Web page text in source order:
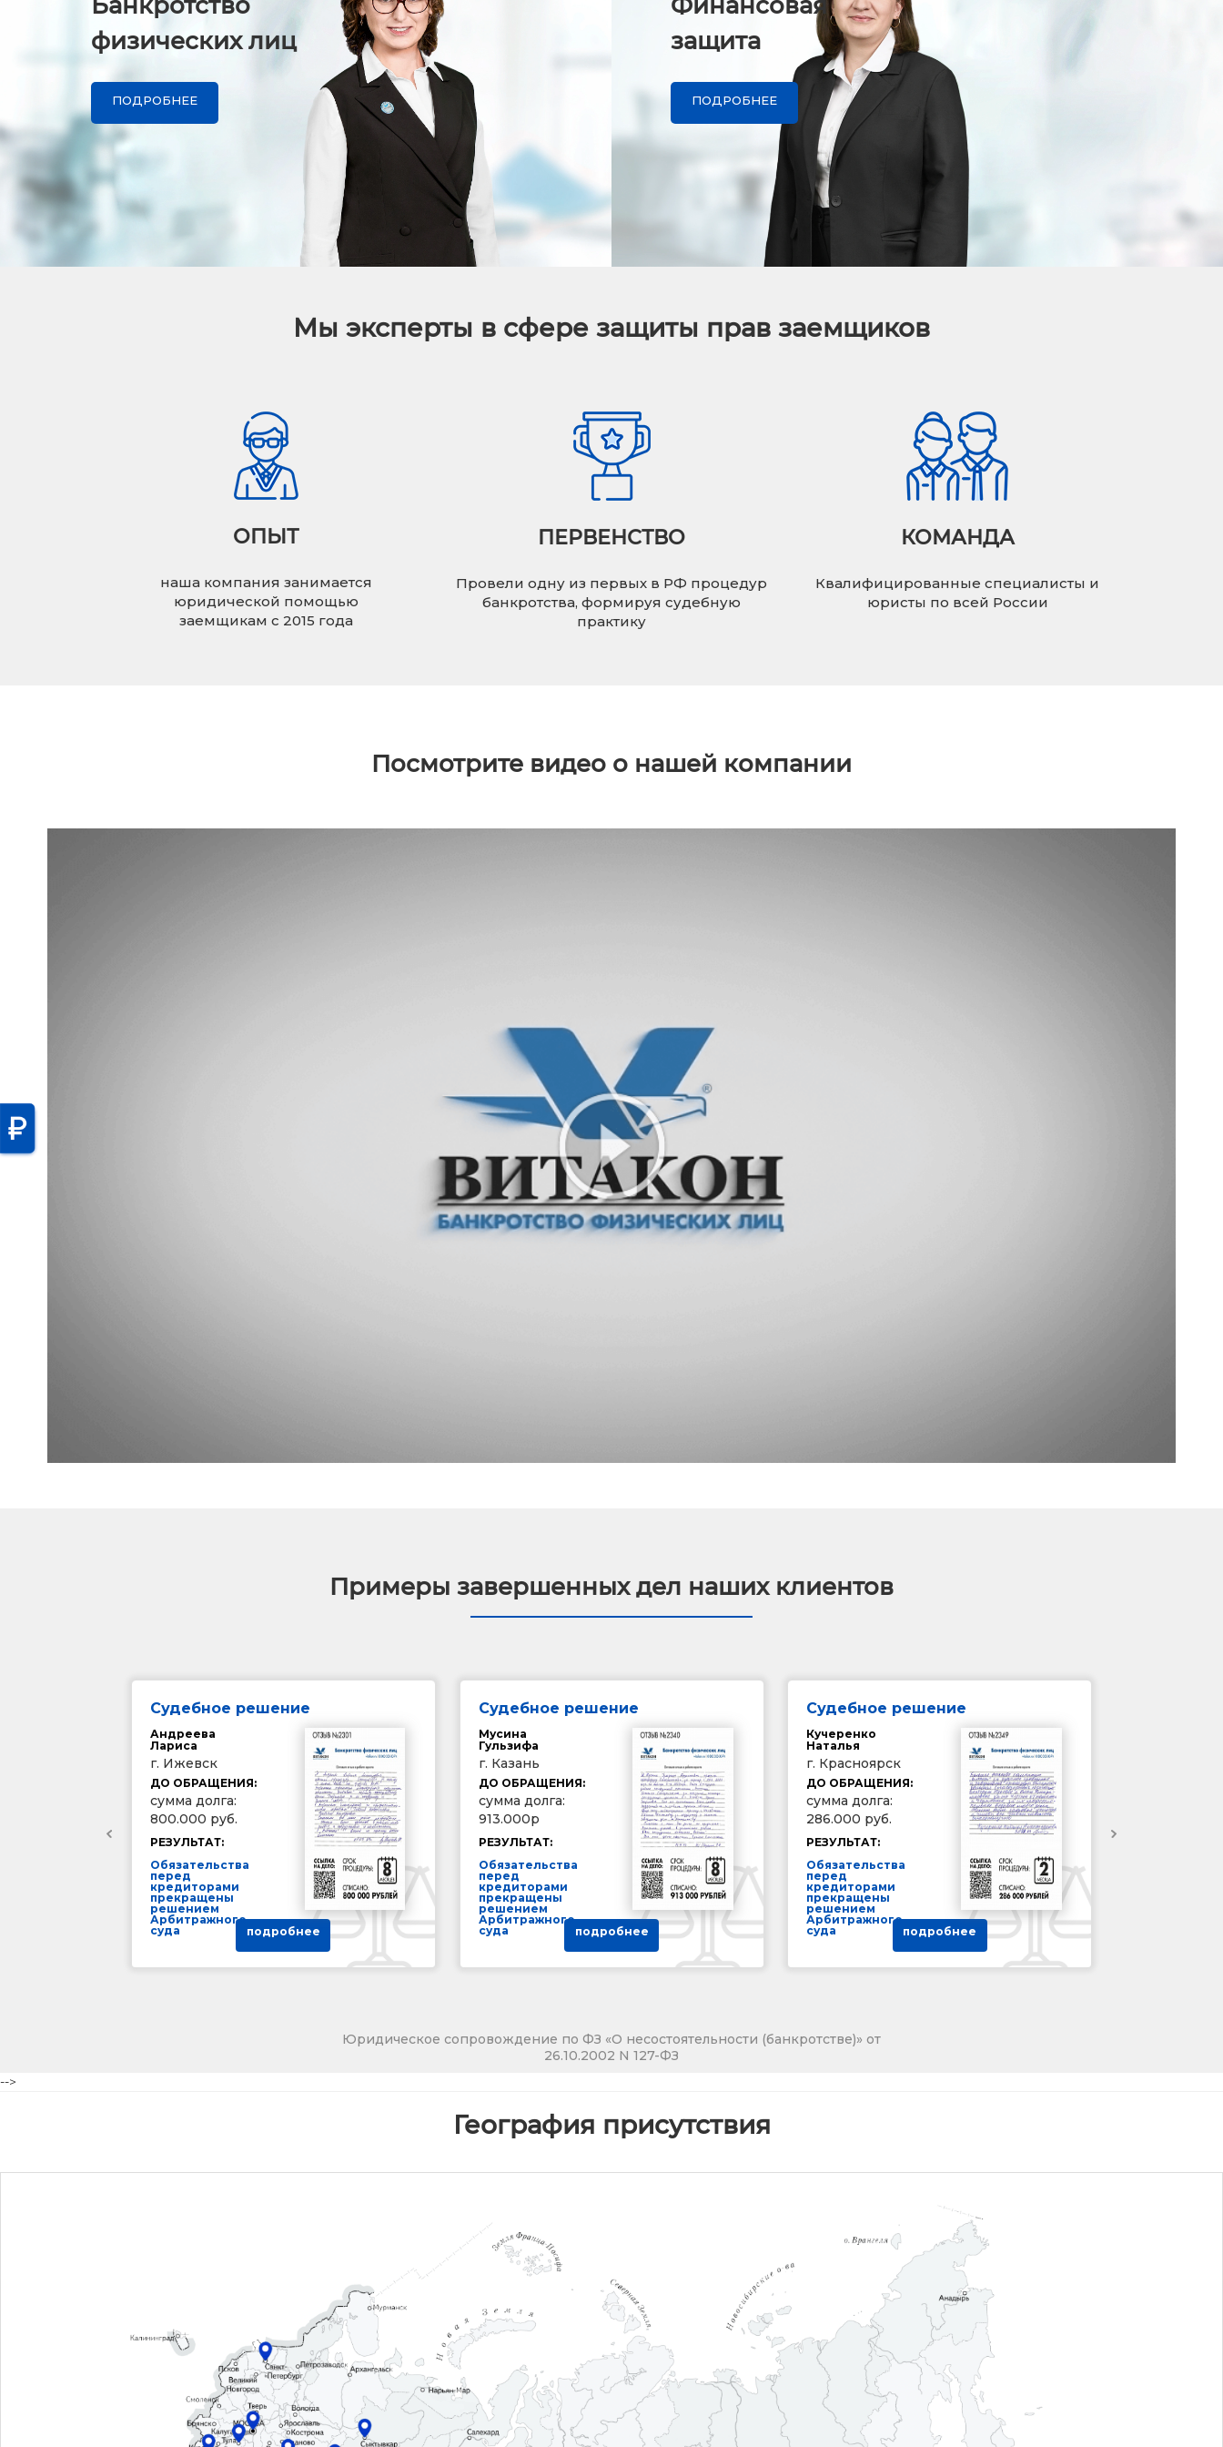
физических лиц
ПОДРОБНЕЕ
защита
ПОДРОБНЕЕ
Мы эксперты в сфере защиты прав заемщиков
ОПЫТ
наша компания занимается
юридической помощью
заемщикам с 2015 года
ПЕРВЕНСТВО
Провели одну из первых в РФ процедур
банкротства, формируя судебную
практику
КОМАНДА
Квалифицированные специалисты и
юристы по всей России
Посмотрите видео о нашей компании
Примеры завершенных дел наших клиентов
Судебное решение
Андреева
Лариса
г. Ижевск
ДО ОБРАЩЕНИЯ:
сумма долга:
800.000 руб.
РЕЗУЛЬТАТ:
Обязательства
перед
кредиторами
прекращены
решением
Арбитражного
суда
подробнее
Судебное решение
Мусина
Гульзифа
г. Казань
ДО ОБРАЩЕНИЯ:
сумма долга:
913.000р
РЕЗУЛЬТАТ:
Обязательства
перед
кредиторами
прекращены
решением
Арбитражного
суда
подробнее
Судебное решение
Кучеренко
Наталья
г. Красноярск
ДО ОБРАЩЕНИЯ:
сумма долга:
286.000 руб.
РЕЗУЛЬТАТ:
Обязательства
перед
кредиторами
прекращены
решением
Арбитражного
суда
подробнее
Юридическое сопровождение по ФЗ «О несостоятельности (банкротстве)» от
26.10.2002 N 127-ФЗ
-->
География присутствия